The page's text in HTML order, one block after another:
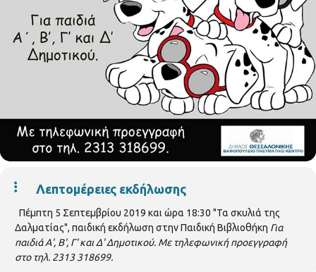
Λεπτομέρειες εκδήλωσης
Πέμπτη 5 Σεπτεμβρίου 2019 και ώρα 18:30 "Τα σκυλιά της
Δαλματίας", παιδική εκδήλωση στην Παιδική Βιβλιοθήκη Για
παιδιά Α', Β', Γ' και Δ' Δημοτικού. Με τηλεφωνική προεγγραφή
στο τηλ. 2313 318699.